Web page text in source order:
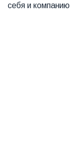
себя и компанию